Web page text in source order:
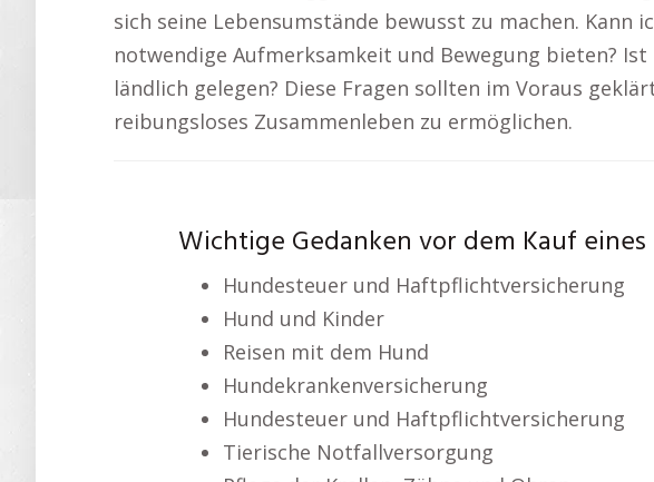
sich seine Lebensumstände bewusst zu machen. Kann
notwendige Aufmerksamkeit und Bewegung bieten?
ländlich gelegen? Diese Fragen sollten im Voraus
reibungsloses Zusammenleben zu ermöglichen.
Wichtige Gedanken vor dem Kauf eines
Hundesteuer und Haftpflichtversicherung
Hund und Kinder
Reisen mit dem Hund
Hundekrankenversicherung
Hundesteuer und Haftpflichtversicherung
Tierische Notfallversorgung